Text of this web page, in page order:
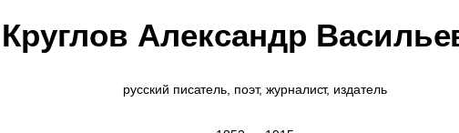
Круглов Александр
русский писатель, поэт, журналист, издатель